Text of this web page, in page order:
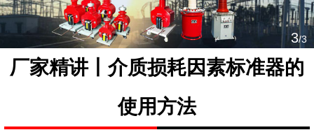
3/3
厂家精讲丨介质损耗因素标准器的
使用方法